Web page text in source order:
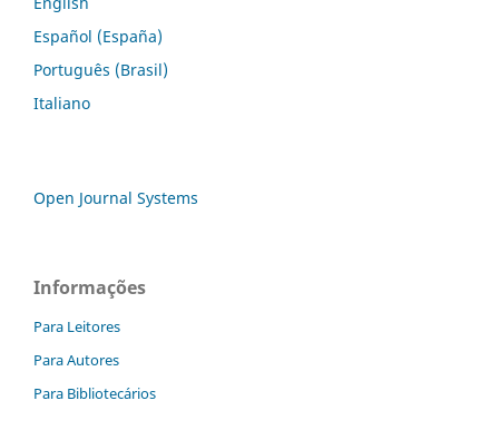
Español (España)
Português (Brasil)
Italiano
Open Journal Systems
Informações
Para Leitores
Para Autores
Para Bibliotecários